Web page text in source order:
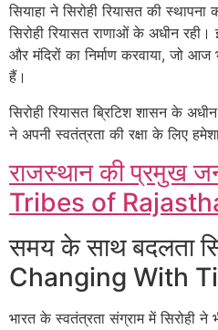
सियाहा ने सिरोही रियासत की
सिरोही रियासत राणाओं के अधीन
और मंदिरों का निर्माण करवाया, जो
हैं।
सिरोही रियासत ब्रिटिश शासन के
ने अपनी स्वतंत्रता की रक्षा के लिए
राजस्थान की प्रमुख
Tribes of
समय के साथ बदलता
Changing With
भारत के स्वतंत्रता संग्राम में सिरोही ने